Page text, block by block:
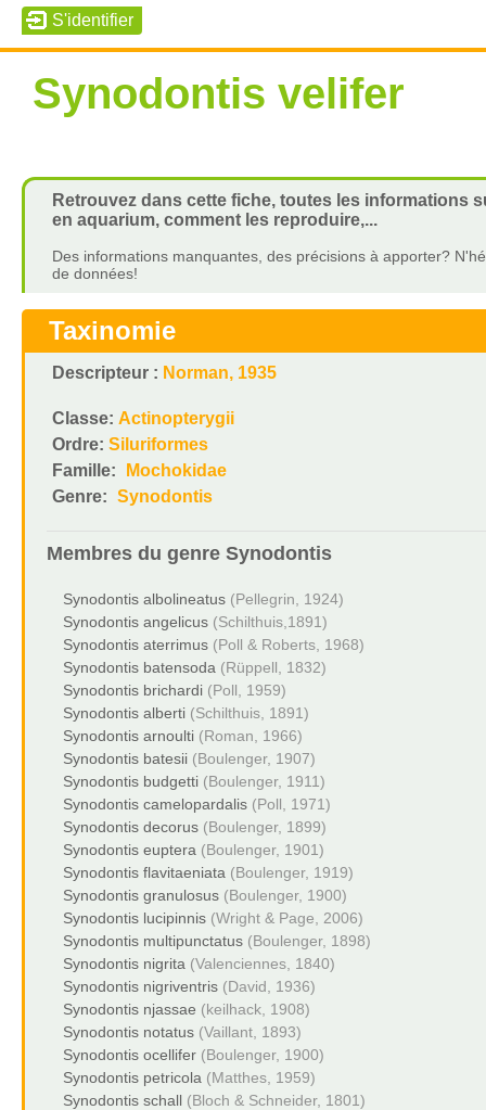
Synodontis velifer
Retrouvez dans cette fiche, toutes les informations
en aquarium, comment les reproduire,...
Des informations manquantes, des précisions à apporter?
de données!
Taxinomie
Descripteur : Norman, 1935
Classe: Actinopterygii
Ordre: Siluriformes
Famille:
Mochokidae
Genre: Synodontis
Membres du genre Synodontis
Synodontis albolineatus (Pellegrin, 1924)
Synodontis angelicus (Schilthuis,1891)
Synodontis aterrimus (Poll & Roberts, 1968)
Synodontis batensoda (Rüppell, 1832)
Synodontis brichardi (Poll, 1959)
Synodontis alberti (Schilthuis, 1891)
Synodontis arnoulti (Roman, 1966)
Synodontis batesii (Boulenger, 1907)
Synodontis budgetti (Boulenger, 1911)
Synodontis camelopardalis (Poll, 1971)
Synodontis decorus (Boulenger, 1899)
Synodontis euptera (Boulenger, 1901)
Synodontis flavitaeniata (Boulenger, 1919)
Synodontis granulosus (Boulenger, 1900)
Synodontis lucipinnis (Wright & Page, 2006)
Synodontis multipunctatus (Boulenger, 1898)
Synodontis nigrita (Valenciennes, 1840)
Synodontis nigriventris (David, 1936)
Synodontis njassae (keilhack, 1908)
Synodontis notatus (Vaillant, 1893)
Synodontis ocellifer (Boulenger, 1900)
Synodontis petricola (Matthes, 1959)
Synodontis schall (Bloch & Schneider, 1801)